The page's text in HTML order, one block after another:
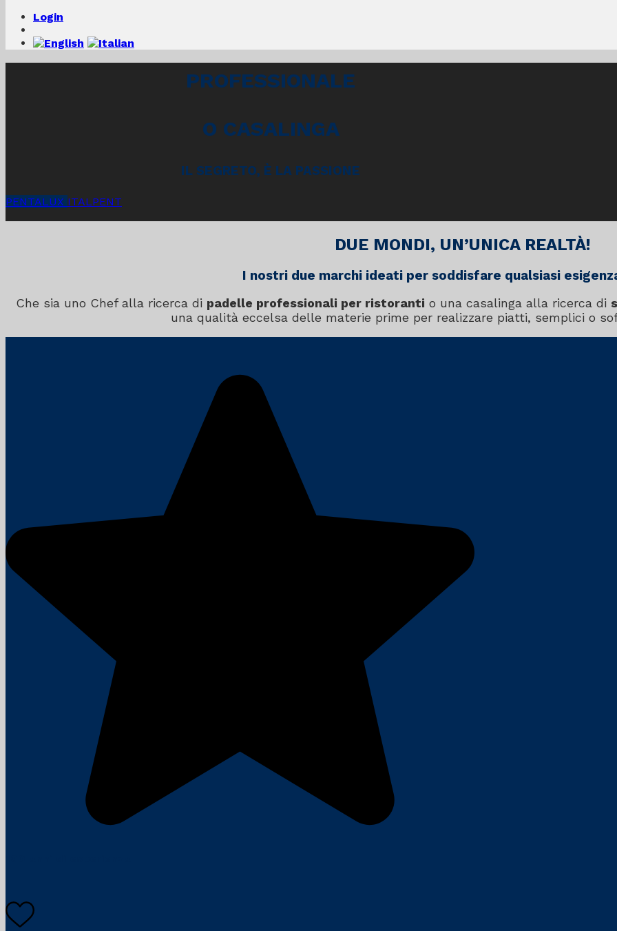
Login
PROFESSIONALE
O CASALINGA
IL SEGRETO, È LA PASSIONE
PENTALUX ITALPENT
DUE MONDI, UN’UNICA REALTÀ!
I nostri due marchi ideati per soddisfare qualsiasi
Che sia uno Chef alla ricerca di padelle professionali per ristoranti o una casalinga alla ricerca di
una qualità eccelsa delle materie prime per realizzare piatti, semplici o